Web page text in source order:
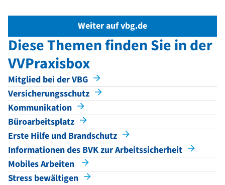
Weiter auf vbg.de
Diese Themen finden Sie in der
VVPraxisbox
Mitglied bei der VBG
Versicherungsschutz
Kommunikation
Büroarbeitsplatz
Erste Hilfe und Brandschutz
Informationen des BVK zur Arbeitssicherheit
Mobiles Arbeiten
Stress bewältigen